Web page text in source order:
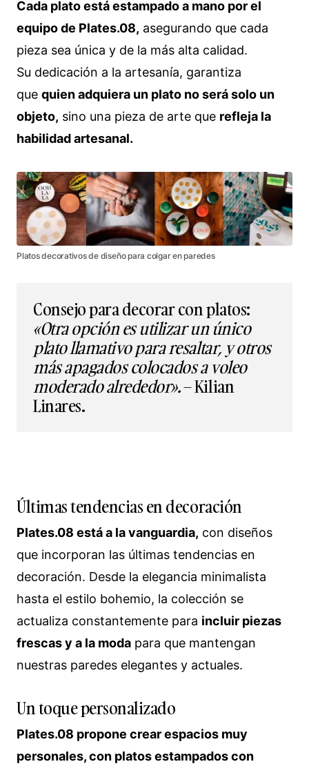
Cada plato está estampado a mano por el
equipo de Plates.08, asegurando que cada
pieza sea única y de la más alta calidad.
Su dedicación a la artesanía, garantiza
que quien adquiera un plato no será solo un
objeto, sino una pieza de arte que refleja la
habilidad artesanal.
Platos decorativos de diseño para colgar en paredes
Consejo para decorar con platos:
«Otra opción es utilizar un único
plato llamativo para resaltar, y otros
más apagados colocados a voleo
moderado alrededor».– Kilian
Linares.
Últimas tendencias en decoración
Plates.08 está a la vanguardia, con diseños
que incorporan las últimas tendencias en
decoración. Desde la elegancia minimalista
hasta el estilo bohemio, la colección se
actualiza constantemente para incluir piezas
frescas y a la moda para que mantengan
nuestras paredes elegantes y actuales.
Un toque personalizado
Plates.08 propone crear espacios muy
personales, con platos estampados con